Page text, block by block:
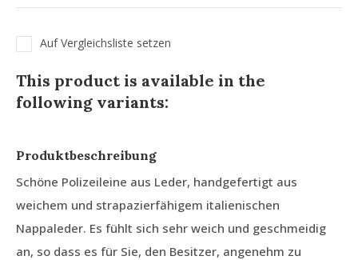
Auf Vergleichsliste setzen
This product is available in the
following variants:
Produktbeschreibung
Schöne Polizeileine aus Leder, handgefertigt aus
weichem und strapazierfähigem italienischen
Nappaleder. Es fühlt sich sehr weich und geschmeidig
an, so dass es für Sie, den Besitzer, angenehm zu